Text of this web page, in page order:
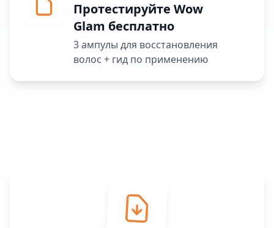
Протестируйте Wow
Glam бесплатно
3 ампулы для восстановления
волос + гид по применению